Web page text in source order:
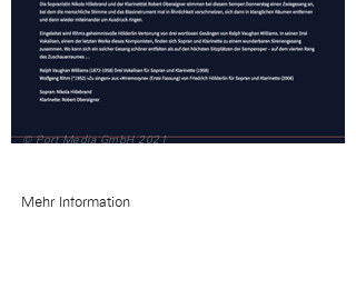
© Port Media GmbH 2021
Mehr Information